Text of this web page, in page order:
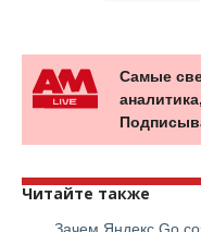
Самые
Читайте также
Зачем Яндекс Go